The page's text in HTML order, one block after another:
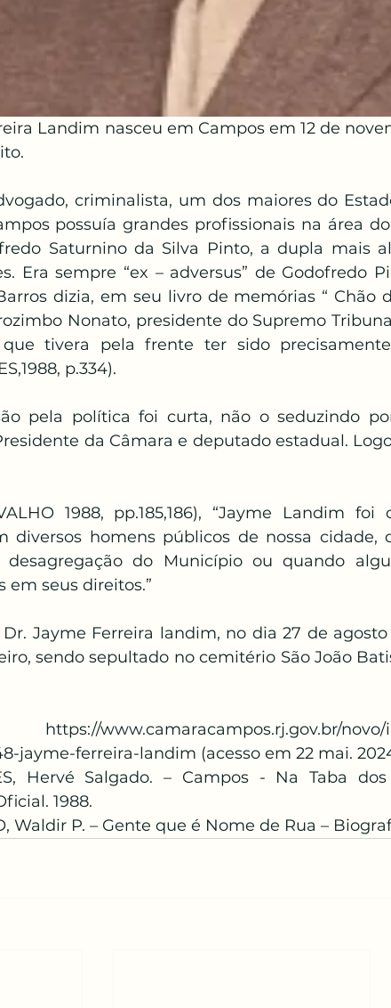
Landim nasceu em Campos em 12 de
criminalista, um dos maiores do
possuía grandes profissionais na área
Saturnino da Silva Pinto, a dupla mais
Era sempre “ex – adversus” de Godofredo
dizia, em seu livro de memórias “ Chão
Nonato, presidente do Supremo
que tivera pela frente ter sido
p.334).
pela política foi curta, não o seduzindo
da Câmara e deputado estadual.
1988, pp.185,186), “Jayme Landim
diversos homens públicos de nossa cidade,
desagregação do Município ou quando
em seus direitos.”
Dr. Jayme Ferreira landim, no dia 27 de
sendo sepultado no cemitério São João
https://www.camaracampos.rj.gov.br/
jayme-ferreira-landim (acesso em 22 mai.
Hervé Salgado. – Campos - Na Taba
1988.
Waldir P. – Gente que é Nome de Rua –